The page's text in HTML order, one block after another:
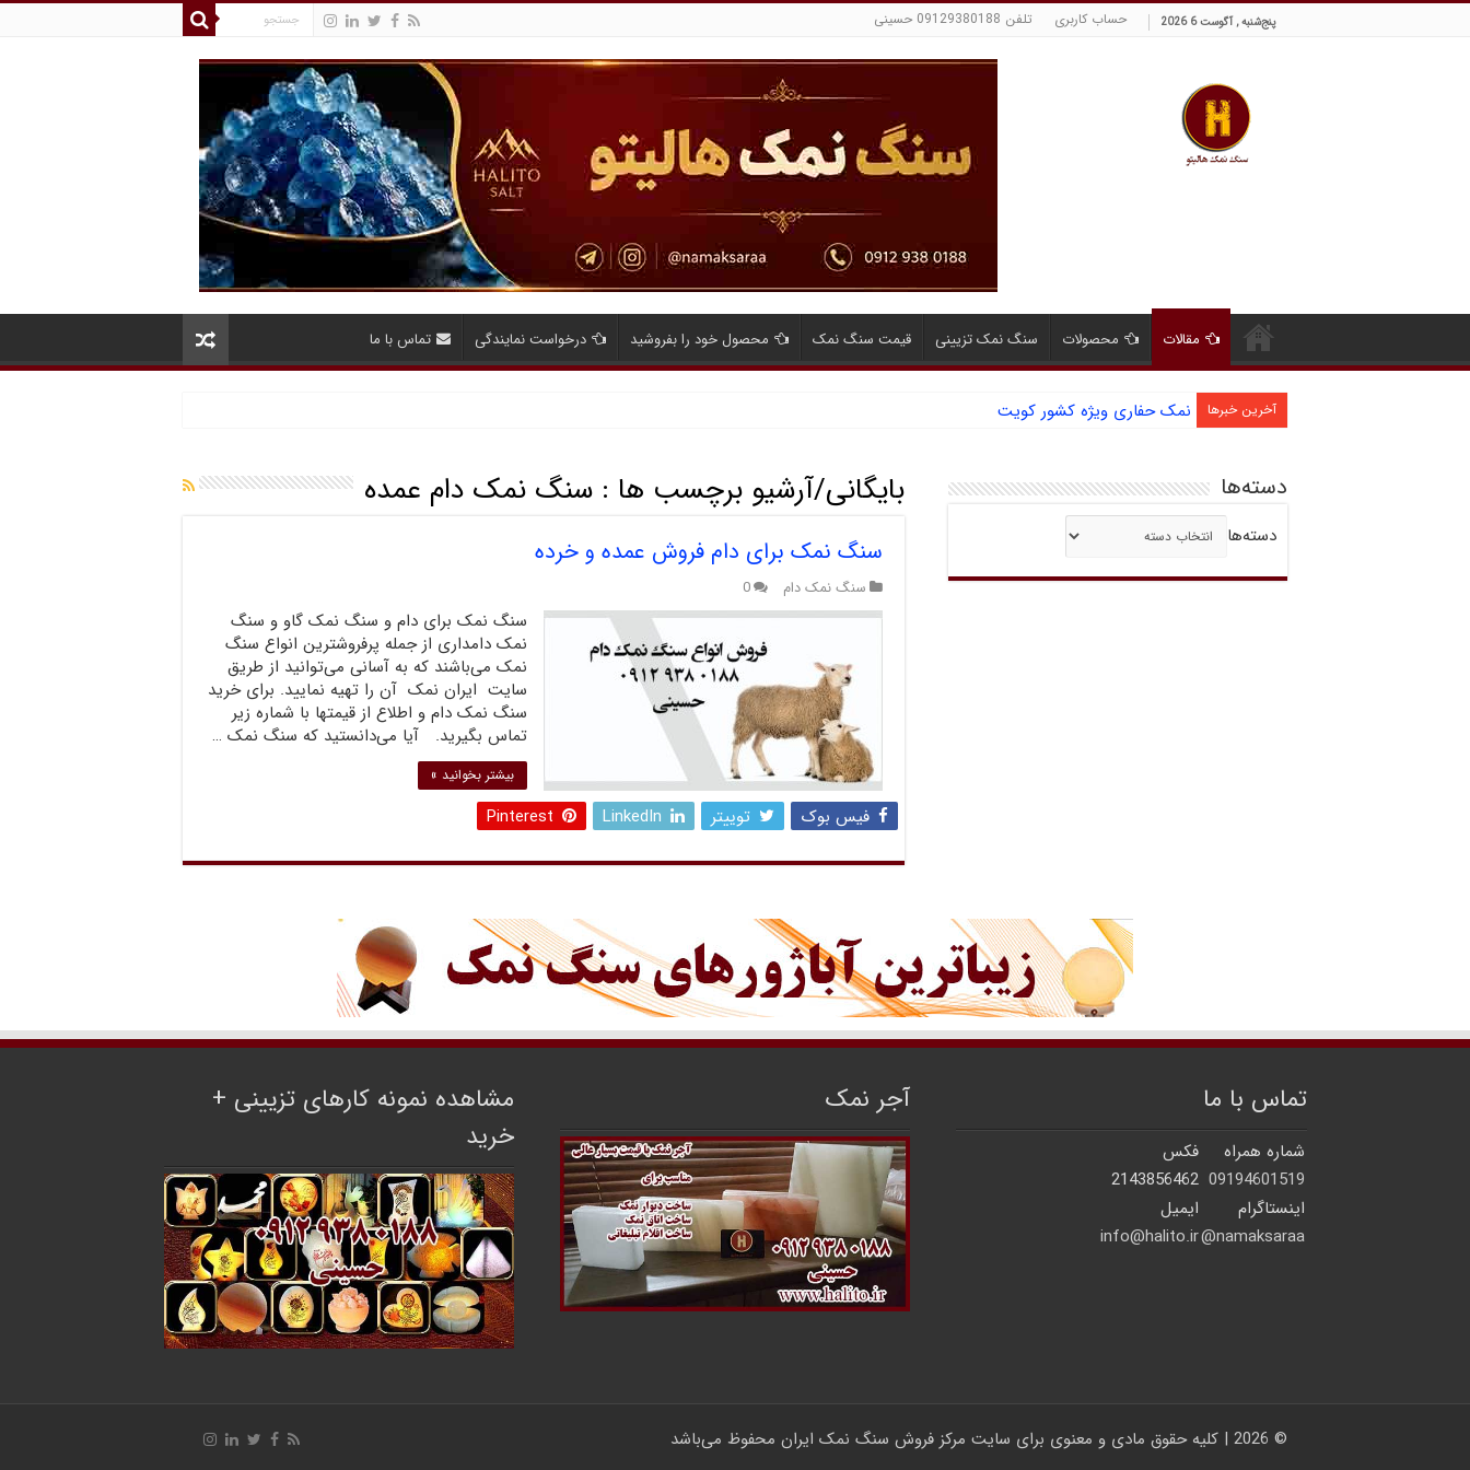
پنج‌شنبه , آگوست 6 2026 حساب کاربری تلفن 09129380188 حسینی
مقالات محصولات سنگ نمک تزیینی قیمت سنگ نمک محصول خود را بفروشید درخواست نمایندگی تماس با ما
آخرین خبرها نمک حفاری ویژه کشور کویت
بایگانی/آرشیو برچسب ها : سنگ نمک دام عمده
سنگ نمک برای دام فروش عمده و خرده
سنگ نمک دام 0
سنگ نمک برای دام و سنگ نمک گاو و سنگ
نمک دامداری از جمله پرفروشترین انواع سنگ
نمک می‌باشند که به آسانی می‌توانید از طریق
سایت ایران نمک آن را تهیه نمایید. برای خرید
سنگ نمک دام و اطلاع از قیمتها با شماره زیر
تماس بگیرید. آیا می‌دانستید که سنگ نمک …
بیشتر بخوانید »
فیس بوک توییتر LinkedIn
Pinterest
دسته‌ها
دسته‌ها
تماس با ما
شماره همراه
فکس
09194601519
2143856462
اینستاگرام
ایمیل
namaksaraa@
info@halito.ir
آجر نمک
مشاهده نمونه کارهای تزیینی +
خرید
© 2026 | کلیه حقوق مادی و معنوی برای سایت مرکز فروش سنگ نمک ایران محفوظ می‌باشد